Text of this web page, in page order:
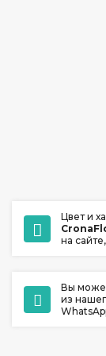
Цвет и
на
Вы
из